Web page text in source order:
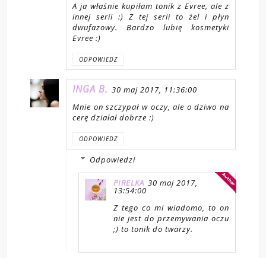
A ja właśnie kupiłam tonik z Evree, ale z
innej serii :) Z tej serii to żel i płyn
dwufazowy. Bardzo lubię kosmetyki
Evree :)
ODPOWIEDZ
INGA B. 30 maj 2017, 11:36:00
Mnie on szczypał w oczy, ale o dziwo na
cerę działał dobrze :)
ODPOWIEDZ
Odpowiedzi
PIRELKA 30 maj 2017,
13:54:00
Z tego co mi wiadomo, to on
nie jest do przemywania oczu
;) to tonik do twarzy.